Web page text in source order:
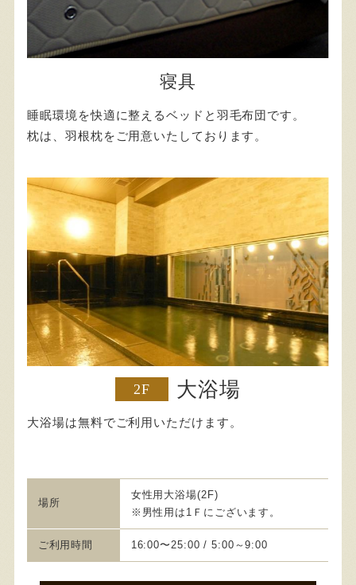
寝具
睡眠環境を快適に整えるベッドと羽毛布団です。
枕は、羽根枕をご用意いたしております。
2F 大浴場
大浴場は無料でご利用いただけます。
場所
女性用大浴場(2F)
※男性用は1Ｆにございます。
ご利用時間 16:00〜25:00 / 5:00～9:00